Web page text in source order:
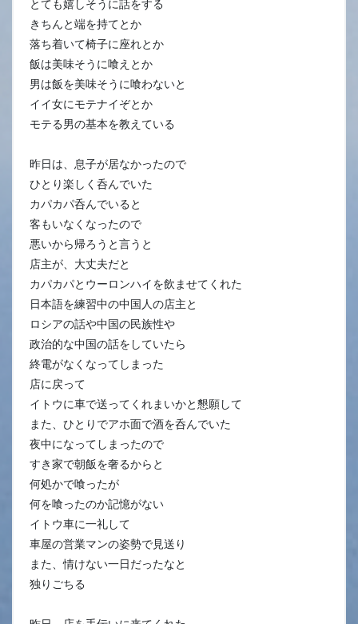
とても嬉しそうに話をする
きちんと端を持てとか
落ち着いて椅子に座れとか
飯は美味そうに喰えとか
男は飯を美味そうに喰わないと
イイ女にモテナイぞとか
モテる男の基本を教えている
昨日は、息子が居なかったので
ひとり楽しく呑んでいた
カパカパ呑んでいると
客もいなくなったので
悪いから帰ろうと言うと
店主が、大丈夫だと
カパカパとウーロンハイを飲ませてくれた
日本語を練習中の中国人の店主と
ロシアの話や中国の民族性や
政治的な中国の話をしていたら
終電がなくなってしまった
店に戻って
イトウに車で送ってくれまいかと懇願して
また、ひとりでアホ面で酒を呑んでいた
夜中になってしまったので
すき家で朝飯を奢るからと
何処かで喰ったが
何を喰ったのか記憶がない
イトウ車に一礼して
車屋の営業マンの姿勢で見送り
また、情けない一日だったなと
独りごちる